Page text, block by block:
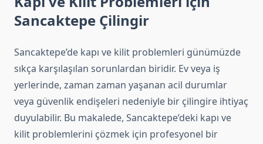
Sancaktepe Çilingir
Sancaktepe’de kapı ve kilit problemleri günümüzde
sıkça karşılaşılan sorunlardan biridir. Ev veya iş
yerlerinde, zaman zaman yaşanan acil durumlar
veya güvenlik endişeleri nedeniyle bir çilingire ihtiyaç
duyulabilir. Bu makalede, Sancaktepe’deki kapı ve
kilit problemlerini çözmek için profesyonel bir